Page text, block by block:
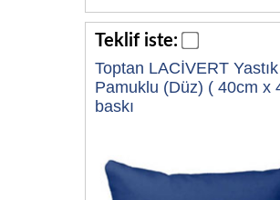
Teklif iste:
Toptan LACİVERT Yastık
Pamuklu (Düz) ( 40cm x
baskı